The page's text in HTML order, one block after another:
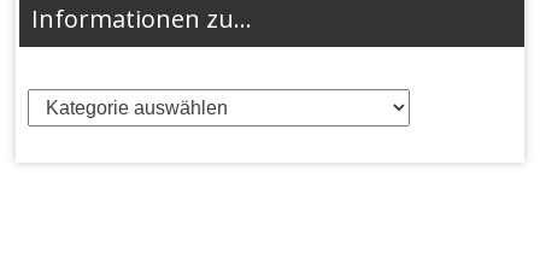
Informationen zu…
Informationen
zu…